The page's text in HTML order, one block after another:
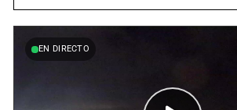
EN DIRECTO